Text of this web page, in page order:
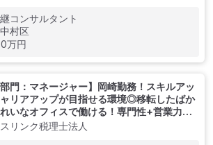
コンサルタント
村区
万円
部門：マネージャー】岡崎勤務！スキルアッ
リアアップが目指せる環境◎移転したばか
いなオフィスで働ける！専門性+営業力・
ント力を磨ける成長中の税理士法人
リンク税理士法人